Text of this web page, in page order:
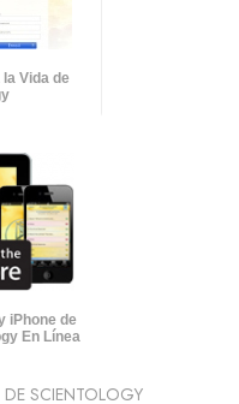
Vida de
iPhone de
En Línea
SCIENTOLOGY